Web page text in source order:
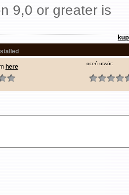
9,0 or greater is
here oceń utwór: